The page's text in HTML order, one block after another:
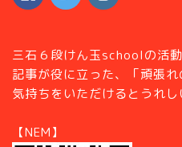
三石６段けん玉schoolの活
記事が役に立った、「頑張
気持ちをいただけるとうれし
【NEM】